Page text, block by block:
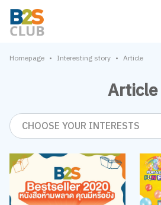
Homepage • Interesting story • Article
Article
CHOOSE YOUR INTERESTS